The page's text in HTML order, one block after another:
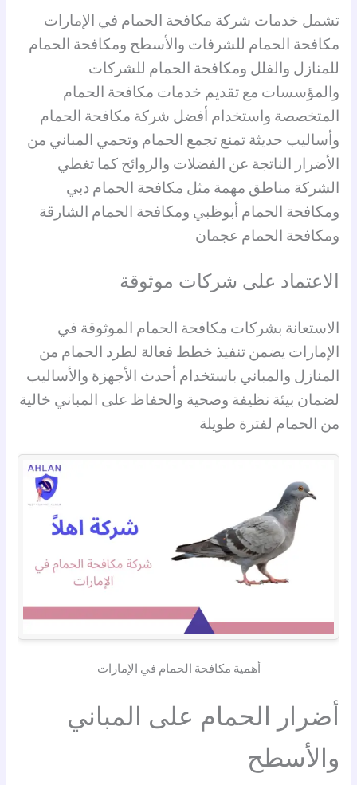
تشمل خدمات شركة مكافحة الحمام في الإمارات
مكافحة الحمام للشرفات والأسطح ومكافحة الحمام
للمنازل والفلل ومكافحة الحمام للشركات
والمؤسسات مع تقديم خدمات مكافحة الحمام
المتخصصة واستخدام أفضل شركة مكافحة الحمام
وأساليب حديثة تمنع تجمع الحمام وتحمي المباني من
الأضرار الناتجة عن الفضلات والروائح كما تغطي
الشركة مناطق مهمة مثل مكافحة الحمام دبي
ومكافحة الحمام أبوظبي ومكافحة الحمام الشارقة
ومكافحة الحمام عجمان
الاعتماد على شركات موثوقة
الاستعانة بشركات مكافحة الحمام الموثوقة في
الإمارات يضمن تنفيذ خطط فعالة لطرد الحمام من
المنازل والمباني باستخدام أحدث الأجهزة والأساليب
لضمان بيئة نظيفة وصحية والحفاظ على المباني خالية
من الحمام لفترة طويلة
أهمية مكافحة الحمام في الإمارات
أضرار الحمام على المباني
والأسطح